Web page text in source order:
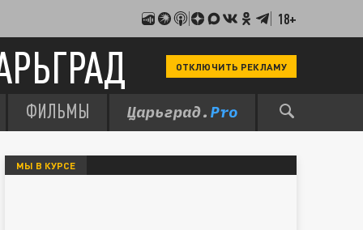
18+
ОТКЛЮЧИТЬ РЕКЛАМУ
ФИЛЬМЫ
МЫ В КУРСЕ